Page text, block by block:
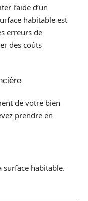
l’aide d’un
habitable est
erreurs de
des coûts
de votre bien
prendre en
surface habitable.